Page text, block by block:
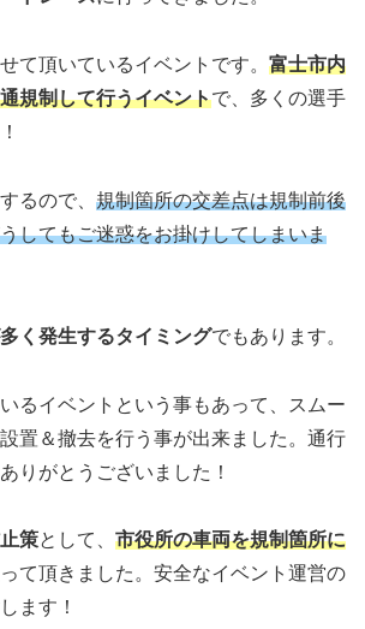
て頂いているイベントです。 富士市内
規制して行うイベントで、多くの選手
るので、 規制箇所の交差点は規制前後
してもご迷惑をお掛けしてしまいま
く発生するタイミングでもあります。
るイベントという事もあって、スムー
置＆撤去を行う事が出来ました。通行
りがとうございました！
策として、 市役所の車両を規制箇所に
て頂きました。安全なイベント運営の
ます！